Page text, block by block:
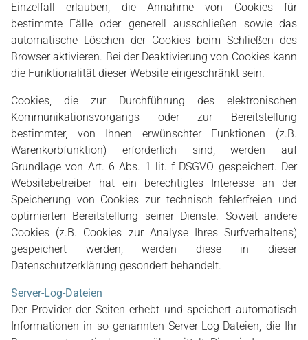
Einzelfall erlauben, die Annahme von Cookies für
bestimmte Fälle oder generell ausschließen sowie das
automatische Löschen der Cookies beim Schließen des
Browser aktivieren. Bei der Deaktivierung von Cookies kann
die Funktionalität dieser Website eingeschränkt sein.
Cookies, die zur Durchführung des elektronischen
Kommunikationsvorgangs oder zur Bereitstellung
bestimmter, von Ihnen erwünschter Funktionen (z.B.
Warenkorbfunktion) erforderlich sind, werden auf
Grundlage von Art. 6 Abs. 1 lit. f DSGVO gespeichert. Der
Websitebetreiber hat ein berechtigtes Interesse an der
Speicherung von Cookies zur technisch fehlerfreien und
optimierten Bereitstellung seiner Dienste. Soweit andere
Cookies (z.B. Cookies zur Analyse Ihres Surfverhaltens)
gespeichert werden, werden diese in dieser
Datenschutzerklärung gesondert behandelt.
Server-Log-Dateien
Der Provider der Seiten erhebt und speichert automatisch
Informationen in so genannten Server-Log-Dateien, die Ihr